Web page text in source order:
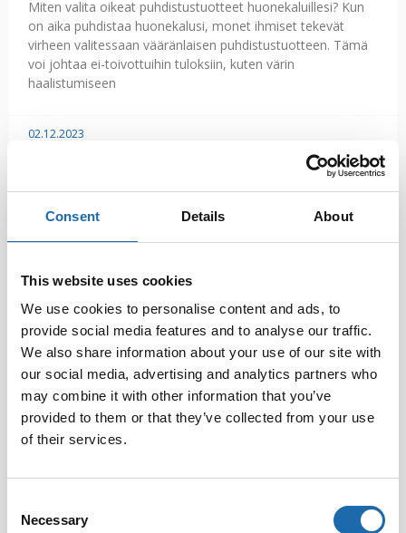
Consent Details About
This website uses cookies
We use cookies to personalise content and ads, to
provide social media features and to analyse our traffic.
We also share information about your use of our site with
our social media, advertising and analytics partners who
may combine it with other information that you’ve
provided to them or that they’ve collected from your use
of their services.
Selection
Necessary
Miten valita oikeat puhdistustuotteet huonekaluillesi? Kun
on aika puhdistaa huonekalusi, monet ihmiset tekevät
virheen valitessaan vääränlaisen puhdistustuotteen. Tämä
voi johtaa ei-toivottuihin tuloksiin, kuten värin
haalistumiseen
02.12.2023
hoitoon ja suojaukseen erikoistunut yritys, tarjoaa laajan
hoitoon. Olemme koonneet tähän artikkeliin
Parhaat vinkit tekstiilien ja
puutuotteiden hoitoon Softcare:n avulla
puutuotteille Softcare on suomalainen teknokemian alan
yritys, joka erikoistuu huonekalujen, vaatteiden, mattojen,
nahan ja puun hoitoon ja suojaukseen liittyvien